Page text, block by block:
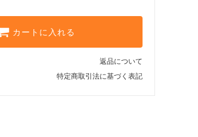
カートに入れる
返品について
特定商取引法に基づく表記